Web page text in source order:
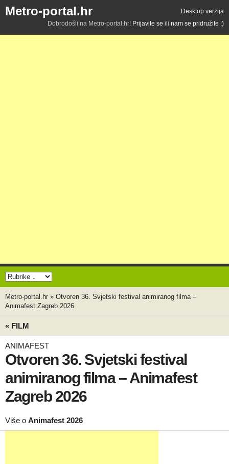
Metro-portal.hr
Desktop verzija
Dobrodošli na Metro-portal.hr! Prijavite se ili nam se pridružite :)
Metro-portal.hr » Otvoren 36. Svjetski festival animiranog filma –
Animafest Zagreb 2026
« FILM
ANIMAFEST
Otvoren 36. Svjetski festival
animiranog filma – Animafest
Zagreb 2026
Više o Animafest 2026